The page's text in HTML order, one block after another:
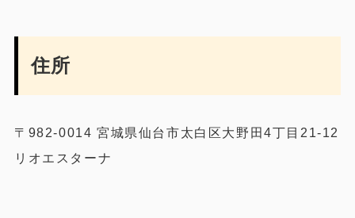
住所
〒982-0014 宮城県仙台市太白区大野田4丁目21-12
リオエスターナ